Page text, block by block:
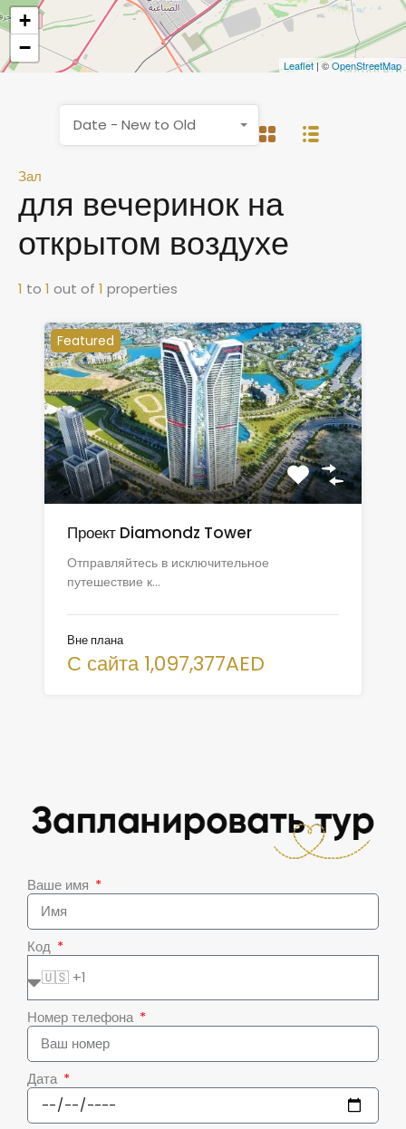
+
−
Leaflet | ©OpenStreetMap
Зал
для вечеринок на
открытом воздухе
1 to 1 out of 1 properties
Date - New to Old
Featured
Проект Diamondz Tower
Отправляйтесь в исключительное
путешествие к…
Вне плана
С сайта 1,097,377AED
Ваше имя
Код
Номер телефона
Дата